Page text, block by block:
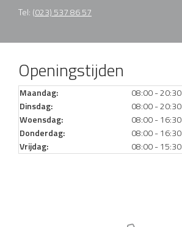
Tel: (023) 537 86 57
Openingstijden
Maandag:
08:00 - 20:30
Dinsdag:
08:00 - 20:30
Woensdag:
08:00 - 16:30
Donderdag:
08:00 - 16:30
Vrijdag:
08:00 - 15:30